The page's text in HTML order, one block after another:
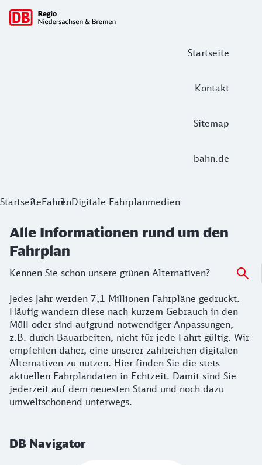
Startseite
Kontakt
Sitemap
bahn.de
Hauptnavigation
Alle Informationen rund um den
Jedes Jahr werden 7,1 Millionen Fahrpläne gedruckt.
StartseiteFahrenDigitale Fahrplanmedien
Alle Informationen rund um den
Fahrplan
Kennen Sie schon unsere grünen Alternativen?
Jedes Jahr werden 7,1 Millionen Fahrpläne gedruckt.
Häufig wandern diese nach kurzem Gebrauch in den
Müll oder sind aufgrund notwendiger Anpassungen,
z.B. durch Bauarbeiten, nicht für jede Fahrt gültig. Wir
empfehlen daher, eine unserer zahlreichen digitalen
Alternativen zu nutzen. Hier finden Sie die stets
aktuellen Fahrplandaten in Echtzeit. Damit sind Sie
jederzeit auf dem neuesten Stand und noch dazu
umweltschonend unterwegs.
DB Navigator